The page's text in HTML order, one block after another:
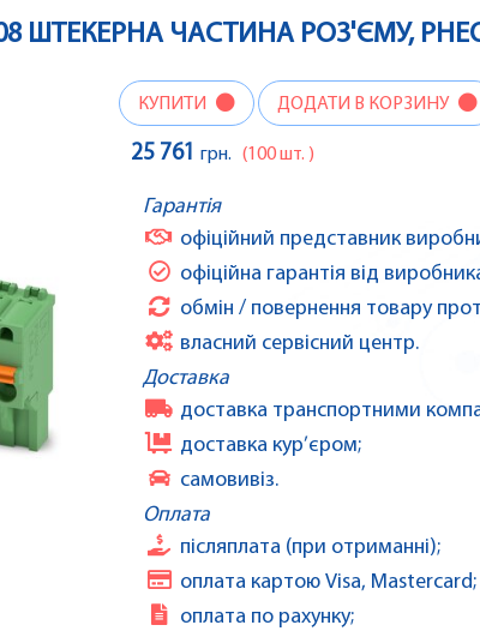
ШТЕКЕРНА ЧАСТИНА РОЗ'ЄМУ,
КУПИТИ ДОДАТИ В КОРЗИНУ
25 761 грн. (100 шт. )
Гарантія
офіційний представник
офіційна гарантія від
обмін / повернення товару
власний сервісний центр.
Доставка
доставка транспортними
доставка кур’єром;
самовивіз.
Оплата
післяплата (при отриманні);
оплата картою Visa, Mastercard;
оплата по рахунку;